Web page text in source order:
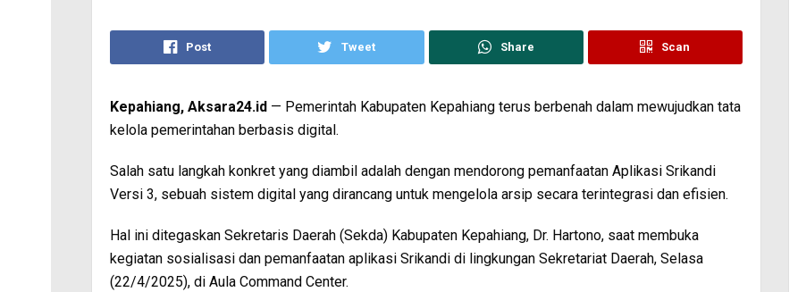
Post Tweet Share Scan
Kepahiang, Aksara24.id — Pemerintah Kabupaten Kepahiang terus berbenah dalam mewujudkan tata
kelola pemerintahan berbasis digital.
Salah satu langkah konkret yang diambil adalah dengan mendorong pemanfaatan Aplikasi Srikandi
Versi 3, sebuah sistem digital yang dirancang untuk mengelola arsip secara terintegrasi dan efisien.
Hal ini ditegaskan Sekretaris Daerah (Sekda) Kabupaten Kepahiang, Dr. Hartono, saat membuka
kegiatan sosialisasi dan pemanfaatan aplikasi Srikandi di lingkungan Sekretariat Daerah, Selasa
(22/4/2025), di Aula Command Center.